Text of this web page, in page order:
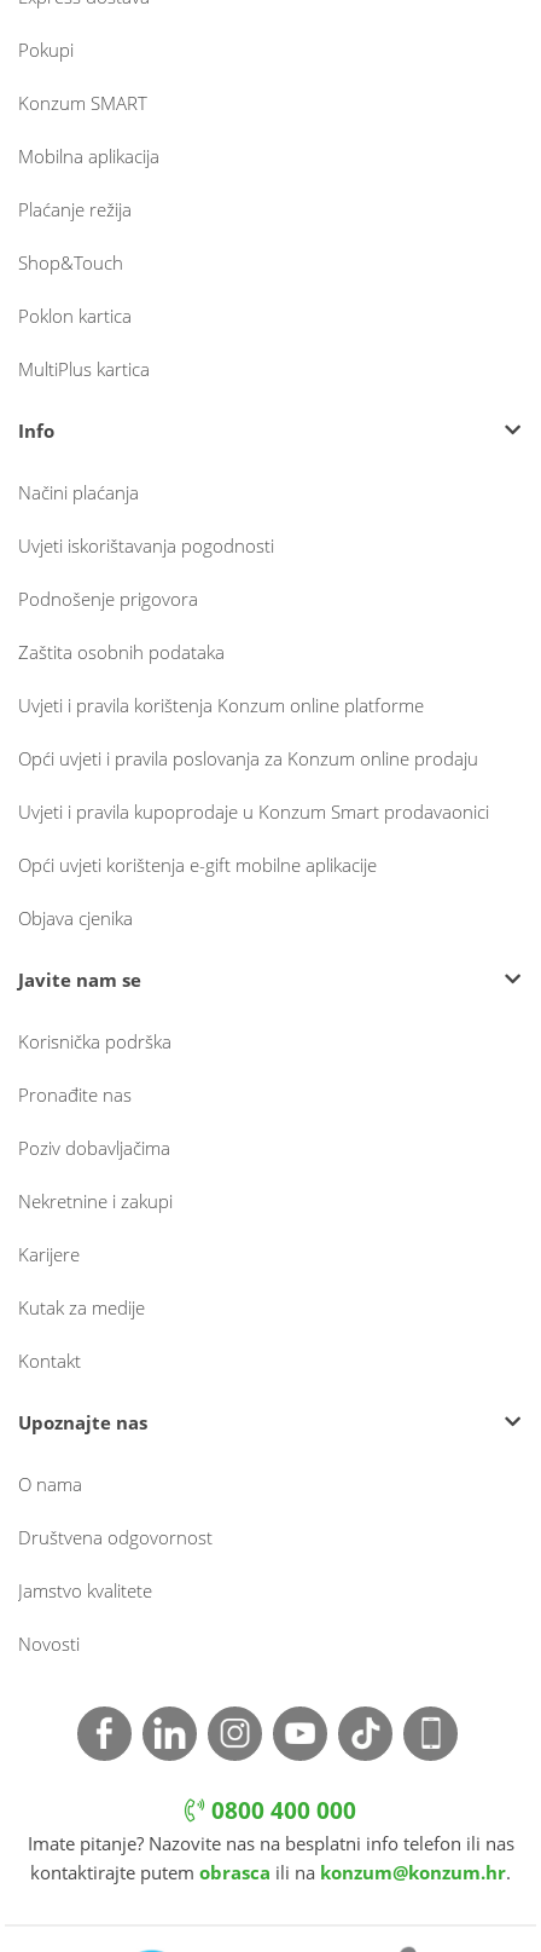
Pokupi
Konzum SMART
Mobilna aplikacija
Plaćanje režija
Shop&Touch
Poklon kartica
MultiPlus kartica
Info
Načini plaćanja
Uvjeti iskorištavanja pogodnosti
Podnošenje prigovora
Zaštita osobnih podataka
Uvjeti i pravila korištenja Konzum online platforme
Opći uvjeti i pravila poslovanja za Konzum online prodaju
Uvjeti i pravila kupoprodaje u Konzum Smart prodavaonici
Opći uvjeti korištenja e-gift mobilne aplikacije
Objava cjenika
Javite nam se
Korisnička podrška
Pronađite nas
Poziv dobavljačima
Nekretnine i zakupi
Karijere
Kutak za medije
Kontakt
Upoznajte nas
O nama
Društvena odgovornost
Jamstvo kvalitete
Novosti
0800 400 000
Imate pitanje? Nazovite nas na besplatni info telefon ili nas
kontaktirajte putem obrasca ili na konzum@konzum.hr.